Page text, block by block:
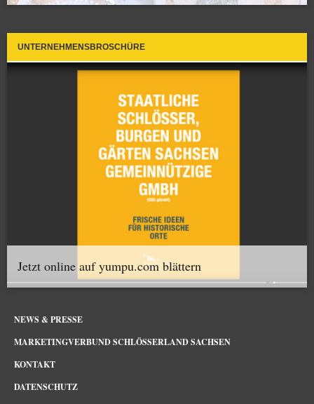
UNTERNEHMENSBROSCHÜRE
Jetzt online auf yumpu.com blättern
NEWS & PRESSE
MARKETINGVERBUND SCHLÖSSERLAND SACHSEN
KONTAKT
DATENSCHUTZ